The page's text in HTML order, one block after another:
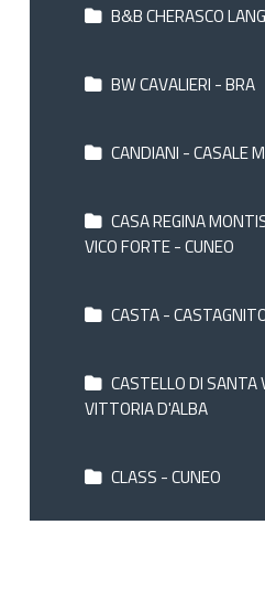
B&B CHERASCO
BW CAVALIERI - BRA
CANDIANI - CASALE
CASA REGINA
VICO FORTE - CUNEO
CASTA -
CASTELLO DI
VITTORIA D'ALBA
CLASS - CUNEO